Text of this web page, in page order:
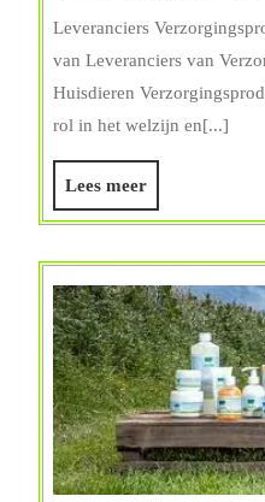
Leveranciers
van Leveranciers van
Huisdieren
rol in het welzijn en[...]
Lees meerLees
meer